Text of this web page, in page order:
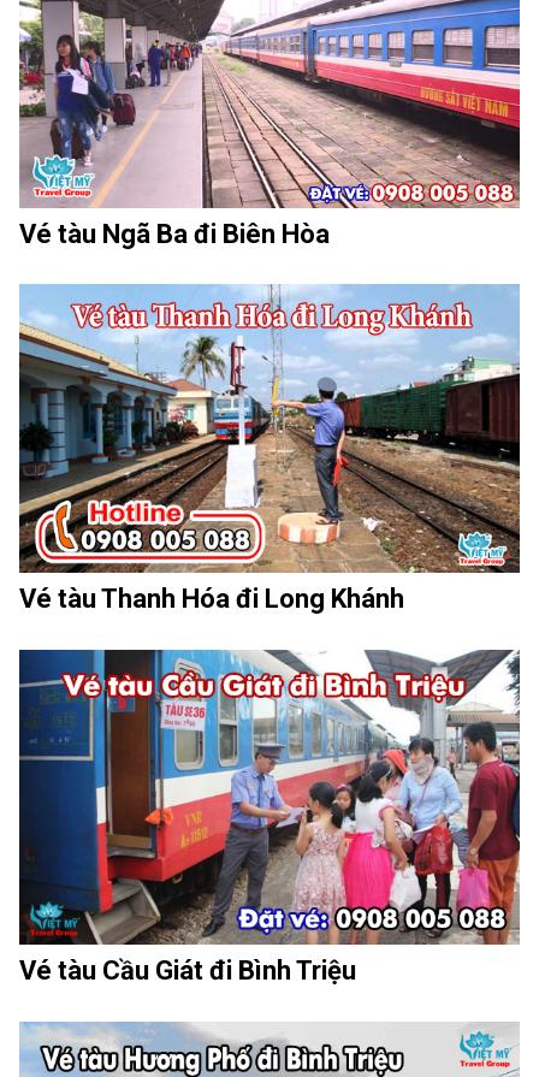
Vé tàu Ngã Ba đi Biên Hòa
Vé tàu Thanh Hóa đi Long Khánh
Vé tàu Cầu Giát đi Bình Triệu